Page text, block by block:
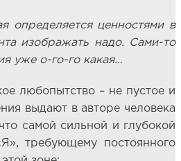
определяется ценностями в
изображать надо. Сами-то
уже о-го-го какая…
любопытство – не пустое и
выдают в авторе человека
самой сильной и глубокой
требующему постоянного